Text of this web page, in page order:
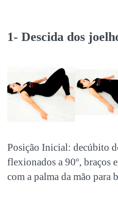
1- Descida dos
Posição Inicial: decúbito
flexionados a 90º, braços
com a palma da mão para